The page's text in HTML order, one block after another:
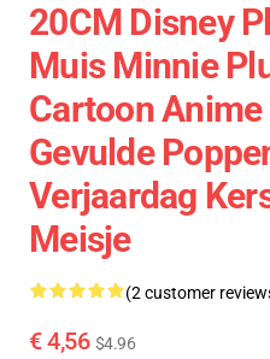
20CM Disney
Muis Minnie
Cartoon
Gevulde
Verjaardag
Meisje
(2 customer
€ 4,56 $4.96